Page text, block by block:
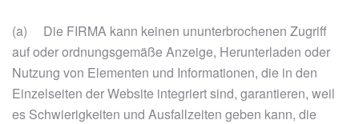
(a) Die FIRMA kann keinen ununterbrochenen Zugriff
auf oder ordnungsgemäße Anzeige, Herunterladen oder
Nutzung von Elementen und Informationen, die in den
Einzelseiten der Website integriert sind, garantieren, weil
es Schwierigkeiten und Ausfallzeiten geben kann, die